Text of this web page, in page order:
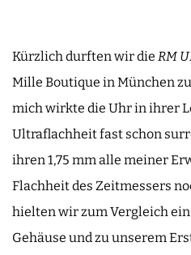
Kürzlich durften wir die RM
Mille Boutique in München
mich wirkte die Uhr in ihrer
Ultraflachheit fast schon
ihren 1,75 mm alle meiner
Flachheit des Zeitmessers
hielten wir zum Vergleich
Gehäuse und zu unserem